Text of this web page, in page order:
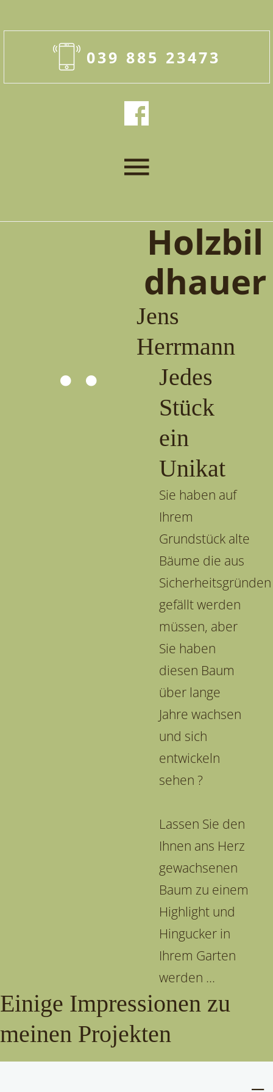
039 885 23473
Holzbil
dhauer
Jens
Herrmann
Jedes
Stück
ein
Unikat
Sie haben auf
Ihrem
Grundstück alte
Bäume die aus
Sicherheitsgründen
gefällt werden
müssen, aber
Sie haben
diesen Baum
über lange
Jahre wachsen
und sich
entwickeln
sehen ?
Lassen Sie den
Ihnen ans Herz
gewachsenen
Baum zu einem
Highlight und
Hingucker in
Ihrem Garten
werden ...
Einige Impressionen zu
meinen Projekten